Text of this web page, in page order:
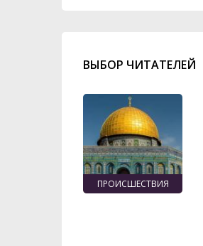
ВЫБОР ЧИТАТЕЛЕЙ
ПРОИСШЕСТВИЯ